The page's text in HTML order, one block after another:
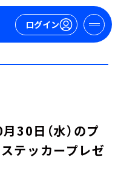
ログイン
30日（水）のプ
テッカープレゼ